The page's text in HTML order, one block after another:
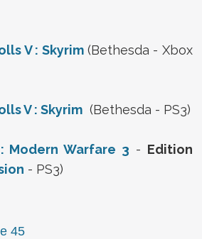
V : Skyrim(Bethesda - Xbox
V : Skyrim (Bethesda - PS3)
Modern Warfare 3 - Edition
- PS3)
45